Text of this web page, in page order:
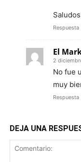
Saludos
Respuesta
El
2
No fue
muy
Respuesta
DEJA UNA